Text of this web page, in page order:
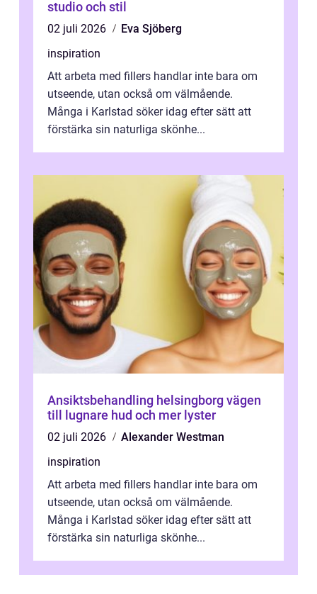
studio och stil
02 juli 2026
Eva Sjöberg
inspiration
Att arbeta med fillers handlar inte bara om
utseende, utan också om välmående.
Många i Karlstad söker idag efter sätt att
förstärka sin naturliga skönhe...
Ansiktsbehandling helsingborg vägen
till lugnare hud och mer lyster
02 juli 2026
Alexander Westman
inspiration
Att arbeta med fillers handlar inte bara om
utseende, utan också om välmående.
Många i Karlstad söker idag efter sätt att
förstärka sin naturliga skönhe...